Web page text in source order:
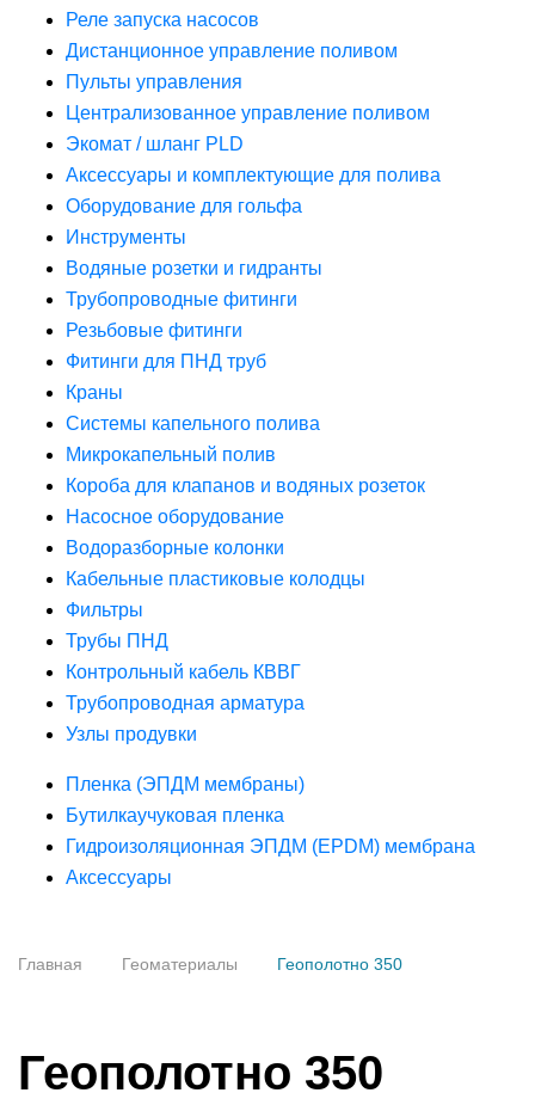
Реле запуска насосов
Дистанционное управление поливом
Пульты управления
Централизованное управление поливом
Экомат / шланг PLD
Аксессуары и комплектующие для полива
Оборудование для гольфа
Инструменты
Водяные розетки и гидранты
Трубопроводные фитинги
Резьбовые фитинги
Фитинги для ПНД труб
Краны
Системы капельного полива
Микрокапельный полив
Короба для клапанов и водяных розеток
Насосное оборудование
Водоразборные колонки
Кабельные пластиковые колодцы
Фильтры
Трубы ПНД
Контрольный кабель КВВГ
Трубопроводная арматура
Узлы продувки
Пленка (ЭПДМ мембраны)
Бутилкаучуковая пленка
Гидроизоляционная ЭПДМ (EPDM) мембрана
Аксессуары
Главная Геоматериалы Геополотно 350
Геополотно 350